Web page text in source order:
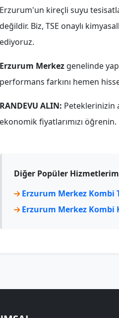
Erzurum'un kireçli suyu
değildir. Biz, TSE onaylı
ediyoruz.
Erzurum Merkez genelinde
performans farkını hemen
RANDEVU ALIN: Peteklerinizin
ekonomik fiyatlarımızı öğrenin.
Diğer Popüler
Erzurum Merkez Kombi
Erzurum Merkez Kombi